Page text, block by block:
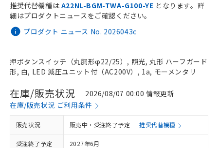
プロダクト ニュース No. 2026043c
推奨代替機種は A22NL-BGM-TWA-G100-YE となります。詳
細はプロダクトニュースをご確認ください。
押ボタンスイッチ（丸胴形φ22/25）, 照光, 丸形 ハーフガード
形, 白, LED 減圧ユニット付（AC200V）, 1a, モーメンタリ
在庫/販売状況
2026/08/07 00:00 情報更新
在庫/販売状況 ご利用条件
販売状況 販売中・受注終了予定 推奨代替機種
受注終了予定 2027年6月